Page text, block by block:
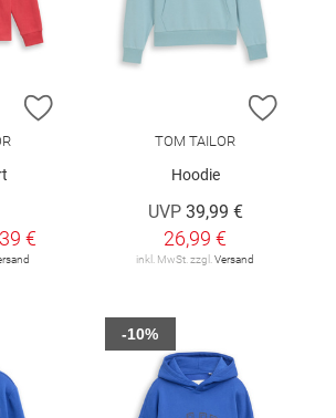
ZUR WUNSCHLISTE HINZUFÜGEN
€
ZUR
TOM TAILOR
Hoodie
UVP 39,99 €
26,99 €
inkl. MwSt. zzgl. Versand
-10%